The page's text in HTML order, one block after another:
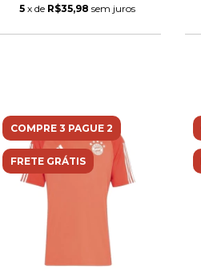
5 x de R$35,98 sem juros
COMPRE 3 PAGUE 2
FRETE GRÁTIS